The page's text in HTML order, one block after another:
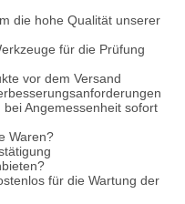
die hohe Qualität unserer
für die Prüfung
vor dem Versand
Angemessenheit sofort
Waren?
für die Wartung der